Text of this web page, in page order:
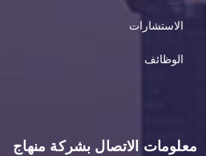
الاستشارات
الوظائف
معلومات الاتصال بشركة منهاج